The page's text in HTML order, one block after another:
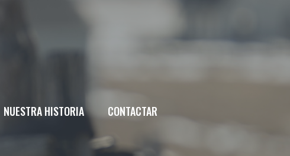
NUESTRA HISTORIA CONTACTAR